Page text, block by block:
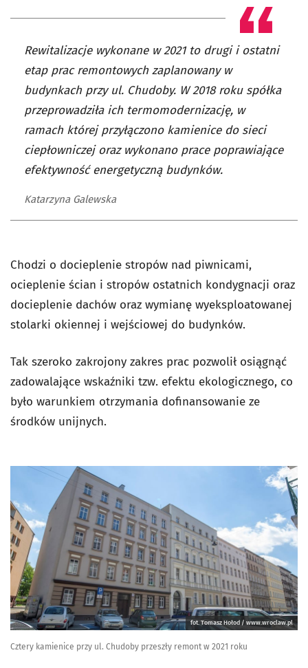
Rewitalizacje wykonane w 2021 to drugi i ostatni
etap prac remontowych zaplanowany w
budynkach przy ul. Chudoby. W 2018 roku spółka
przeprowadziła ich termomodernizację, w
ramach której przyłączono kamienice do sieci
ciepłowniczej oraz wykonano prace poprawiające
efektywność energetyczną budynków.
Katarzyna Galewska
Chodzi o docieplenie stropów nad piwnicami,
ocieplenie ścian i stropów ostatnich kondygnacji oraz
docieplenie dachów oraz wymianę wyeksploatowanej
stolarki okiennej i wejściowej do budynków.
Tak szeroko zakrojony zakres prac pozwolił osiągnąć
zadowalające wskaźniki tzw. efektu ekologicznego, co
było warunkiem otrzymania dofinansowanie ze
środków unijnych.
fot. Tomasz Hołod / www.wroclaw.pl
Cztery kamienice przy ul. Chudoby przeszły remont w 2021 roku